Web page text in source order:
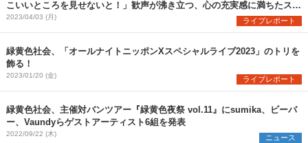
こいいところを見せないと！」歓声が沸き立つ、心の充実感に満ちたステ
ージ
2023/04/03 (月) ライブレポート
緑黄色社会、「オールナイトニッポンXスペシャルライブ2023」のトリを
飾る！
2023/01/20 (金) ライブレポート
緑黄色社会、主催対バンツアー『緑黄色夜祭 vol.11』にsumika、ビーバ
ー、Vaundyらゲストアーティスト6組を発表
2022/09/22 (木) ニュース